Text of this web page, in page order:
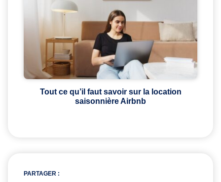
Tout ce qu’il faut savoir sur la location
saisonnière Airbnb
PARTAGER :